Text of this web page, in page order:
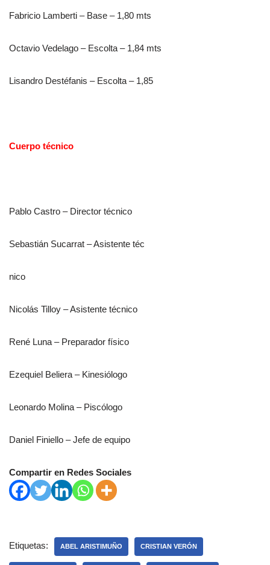
Fabricio Lamberti – Base – 1,80 mts
Octavio Vedelago – Escolta – 1,84 mts
Lisandro Destéfanis – Escolta – 1,85
Cuerpo técnico
Pablo Castro – Director técnico
Sebastián Sucarrat – Asistente téc
nico
Nicolás Tilloy – Asistente técnico
René Luna – Preparador físico
Ezequiel Beliera – Kinesiólogo
Leonardo Molina – Piscólogo
Daniel Finiello – Jefe de equipo
Compartir en Redes Sociales
Etiquetas: ABEL ARISTIMUÑO CRISTIAN VERÓN